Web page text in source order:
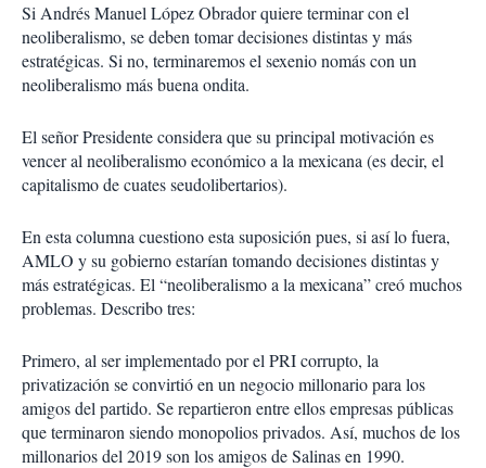
o
m
p
a
i
r
Si Andrés Manuel López Obrador quiere terminar con el
neoliberalismo, se deben tomar decisiones distintas y más
estratégicas. Si no, terminaremos el sexenio nomás con un
neoliberalismo más buena ondita.
El señor Presidente considera que su principal motivación es
vencer al neoliberalismo económico a la mexicana (es decir, el
capitalismo de cuates seudolibertarios).
En esta columna cuestiono esta suposición pues, si así lo fuera,
AMLO y su gobierno estarían tomando decisiones distintas y
más estratégicas. El “neoliberalismo a la mexicana” creó muchos
problemas. Describo tres:
Primero, al ser implementado por el PRI corrupto, la
privatización se convirtió en un negocio millonario para los
amigos del partido. Se repartieron entre ellos empresas públicas
que terminaron siendo monopolios privados. Así, muchos de los
millonarios del 2019 son los amigos de Salinas en 1990.